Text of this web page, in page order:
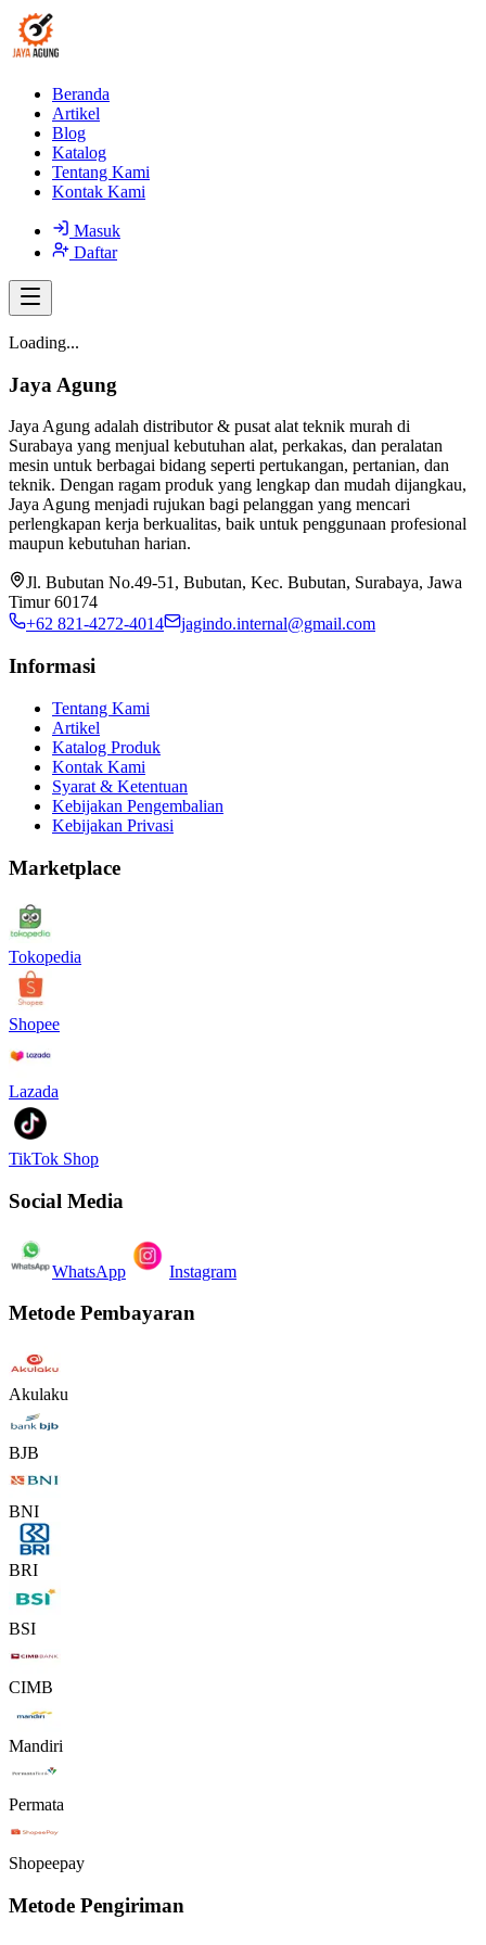
Beranda
Artikel
Blog
Katalog
Tentang Kami
Kontak Kami
Masuk
Daftar
Loading...
Jaya Agung
Jaya Agung adalah distributor & pusat alat teknik murah di
Surabaya yang menjual kebutuhan alat, perkakas, dan peralatan
mesin untuk berbagai bidang seperti pertukangan, pertanian, dan
teknik. Dengan ragam produk yang lengkap dan mudah dijangkau,
Jaya Agung menjadi rujukan bagi pelanggan yang mencari
perlengkapan kerja berkualitas, baik untuk penggunaan profesional
maupun kebutuhan harian.
Jl. Bubutan No.49-51, Bubutan, Kec. Bubutan, Surabaya, Jawa
Timur 60174
+62 821-4272-4014
jagindo.internal@gmail.com
Informasi
Tentang Kami
Artikel
Katalog Produk
Kontak Kami
Syarat & Ketentuan
Kebijakan Pengembalian
Kebijakan Privasi
Marketplace
Tokopedia
Shopee
Lazada
TikTok Shop
Social Media
WhatsApp Instagram
Metode Pembayaran
Akulaku
BJB
BNI
BRI
BSI
CIMB
Mandiri
Permata
Shopeepay
Metode Pengiriman